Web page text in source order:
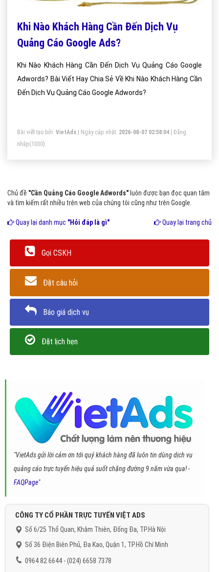
Khi Nào Khách Hàng Cần Đến Dịch Vụ
Quảng Cáo Google Ads?
Khi Nào Khách Hàng Cần Đến Dịch Vụ Quảng Cáo Google
Adwords? Bài Viết Hay Chia Sẻ Về Khi Nào Khách Hàng Cần
Đến Dịch Vụ Quảng Cáo Google Adwords?
Bài viết tạo bởi: VietAds | Ngày cập nhật: 2026-08-07 02:58:04
Đăng
nhập(1030)
Chủ đề "Cần Quảng Cáo Google Adwords" luôn được bạn đọc quan tâm
và tìm kiếm rất nhiều trên web của chúng tôi cũng như trên Google.
Quay lại danh mục "Hỏi đáp là gì" Quay lại trang chủ
Gọi CSKH
Đặt câu hỏi
Báo giá dịch vụ
Đặt lịch hẹn
"VietAds gửi lời cảm ơn tới quý khách hàng đã luôn tin dùng dịch vụ
quảng cáo trực tuyến hiệu quả suốt chặng đường 9 năm vừa qua! -
FAQPage"
CÔNG TY CỔ PHẦN TRỰC TUYẾN VIỆT ADS
Số 6/25 Thổ Quan, Khâm Thiên, Đống Đa, TP.Hà Nội
Số 36 Điện Biên Phủ, Đa Kao, Quận 1, TP.Hồ Chí Minh
0964 82 6644 - (024) 6658 7378